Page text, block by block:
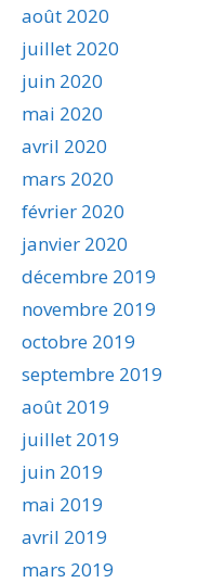
août 2020
juillet 2020
juin 2020
mai 2020
avril 2020
mars 2020
février 2020
janvier 2020
décembre 2019
novembre 2019
octobre 2019
septembre 2019
août 2019
juillet 2019
juin 2019
mai 2019
avril 2019
mars 2019